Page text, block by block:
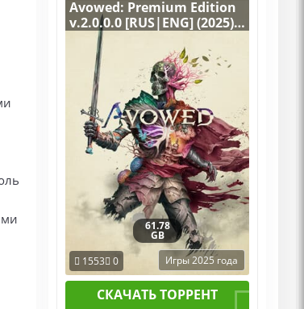
Avowed: Premium Edition
v.2.0.0.0 [RUS|ENG] (2025)
PC RePack от Wanterlude +
все DLC
61.78
GB
1553
0 Игры 2025 года
СКАЧАТЬ ТОРРЕНТ